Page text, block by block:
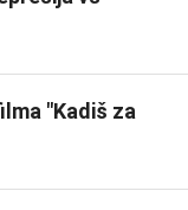
"Kadiš za